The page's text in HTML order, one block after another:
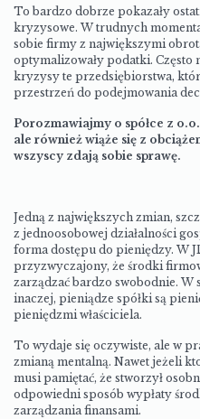
To bardzo dobrze pokazały
kryzysowe. W trudnych
sobie firmy z największymi
optymalizowały podatki.
kryzysy te przedsiębiorstwa,
przestrzeń do podejmowania
Porozmawiajmy o spółce z
ale również wiąże się z
wszyscy zdają sobie sprawę.
Jedną z największych zmian,
z jednoosobowej działalności
forma dostępu do pieniędzy. W
przyzwyczajony, że środki
zarządzać bardzo swobodnie. W
inaczej, pieniądze spółki są
pieniędzmi właściciela.
To wydaje się oczywiste, ale w
zmianą mentalną. Nawet jeżeli
musi pamiętać, że stworzył
odpowiedni sposób wypłaty
zarządzania finansami.